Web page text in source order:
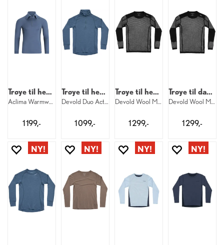
Trøye til herre
Aclima Warmwool Polo M 498
1 199,-
Trøye til herre
Devold Duo Active Merino Zip M 445
1 099,-
Trøye til herre
Devold Wool Mesh Pro Shirt M 950
1 299,-
Trøye til dame
Devold Wool Mesh Pro Shirt W 950
1 299,-